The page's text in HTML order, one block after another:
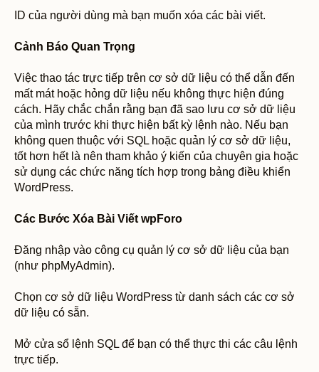
ID của người dùng mà bạn muốn xóa các bài viết.
Cảnh Báo Quan Trọng
Việc thao tác trực tiếp trên cơ sở dữ liệu có thể dẫn đến
mất mát hoặc hỏng dữ liệu nếu không thực hiện đúng
cách. Hãy chắc chắn rằng bạn đã sao lưu cơ sở dữ liệu
của mình trước khi thực hiện bất kỳ lệnh nào. Nếu bạn
không quen thuộc với SQL hoặc quản lý cơ sở dữ liệu,
tốt hơn hết là nên tham khảo ý kiến của chuyên gia hoặc
sử dụng các chức năng tích hợp trong bảng điều khiển
WordPress.
Các Bước Xóa Bài Viết wpForo
Đăng nhập vào công cụ quản lý cơ sở dữ liệu của bạn
(như phpMyAdmin).
Chọn cơ sở dữ liệu WordPress từ danh sách các cơ sở
dữ liệu có sẵn.
Mở cửa sổ lệnh SQL để bạn có thể thực thi các câu lệnh
trực tiếp.